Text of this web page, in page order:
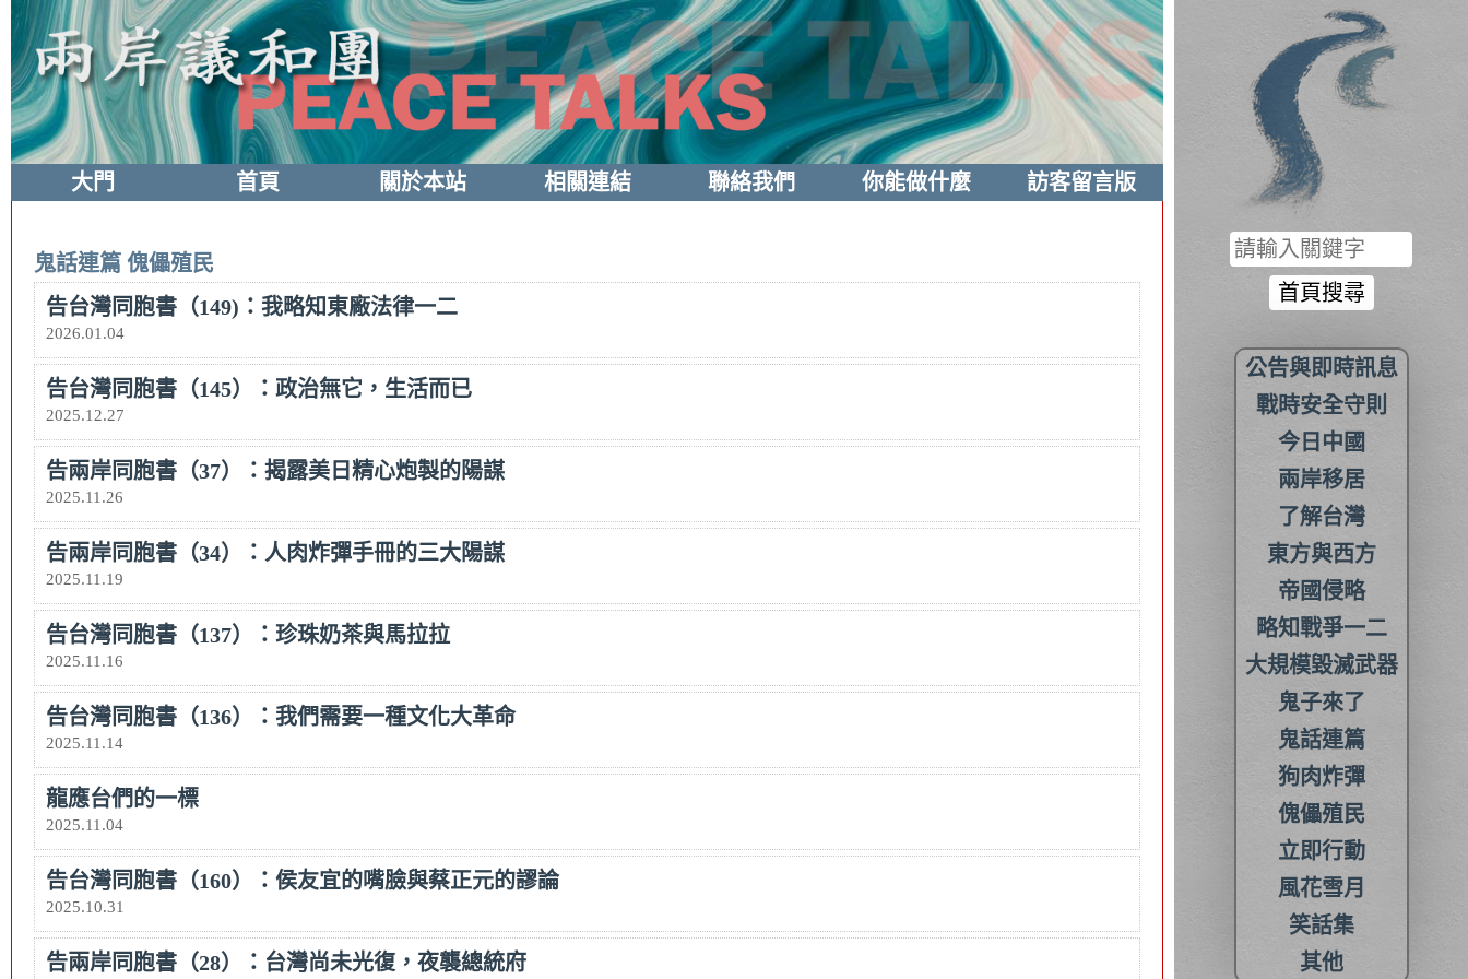
大門 首頁 關於本站 相關連結 聯絡我們 你能做什麼 訪客留言版
鬼話連篇 傀儡殖民
告台灣同胞書（149)：我略知東廠法律一二
2026.01.04
告台灣同胞書（145）：政治無它，生活而已
2025.12.27
告兩岸同胞書（37）：揭露美日精心炮製的陽謀
2025.11.26
告兩岸同胞書（34）：人肉炸彈手冊的三大陽謀
2025.11.19
告台灣同胞書（137）：珍珠奶茶與馬拉拉
2025.11.16
告台灣同胞書（136）：我們需要一種文化大革命
2025.11.14
龍應台們的一標
2025.11.04
告台灣同胞書（160）：侯友宜的嘴臉與蔡正元的謬論
2025.10.31
告兩岸同胞書（28）：台灣尚未光復，夜襲總統府
公告與即時訊息
戰時安全守則
今日中國
兩岸移居
了解台灣
東方與西方
帝國侵略
略知戰爭一二
大規模毀滅武器
鬼子來了
鬼話連篇
狗肉炸彈
傀儡殖民
立即行動
風花雪月
笑話集
其他